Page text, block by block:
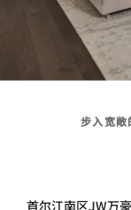
步入宽敞
首尔江南区JW万